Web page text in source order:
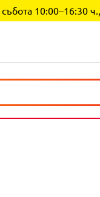
10:00–16:30